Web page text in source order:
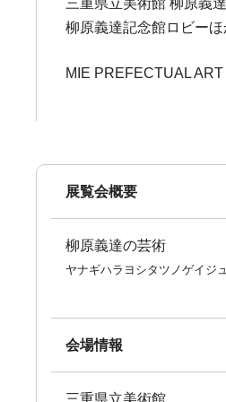
三重県立美術館 柳原義
柳原義達記念館ロビーほ
MIE PREFECTUAL
展覧会概要
柳原義達の芸術
ヤナギハラヨシタツノゲイジ
会場情報
三重県立美術館